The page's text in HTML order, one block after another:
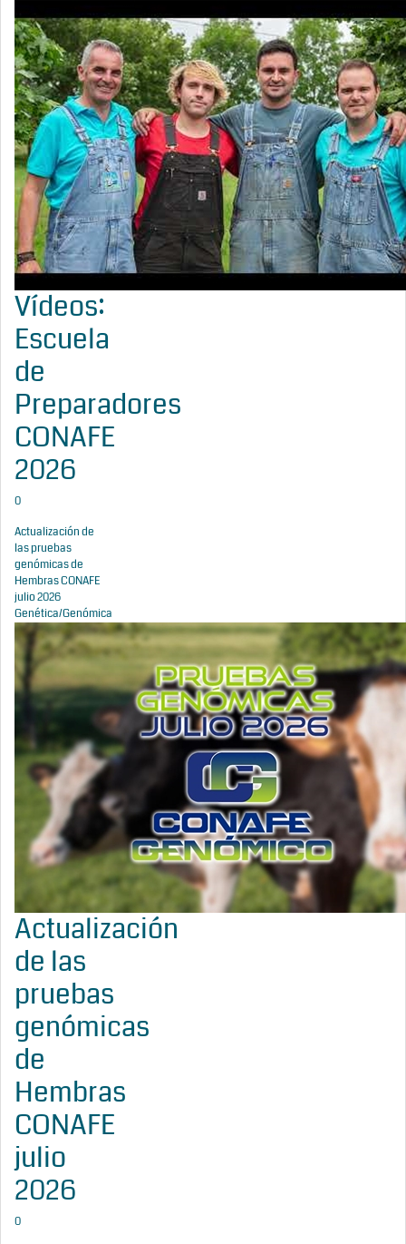
Vídeos:
Escuela
de
Preparadores
CONAFE
2026
0
Actualización de
las pruebas
genómicas de
Hembras CONAFE
julio 2026
Genética/Genómica
Actualización
de las
pruebas
genómicas
de
Hembras
CONAFE
julio
2026
0